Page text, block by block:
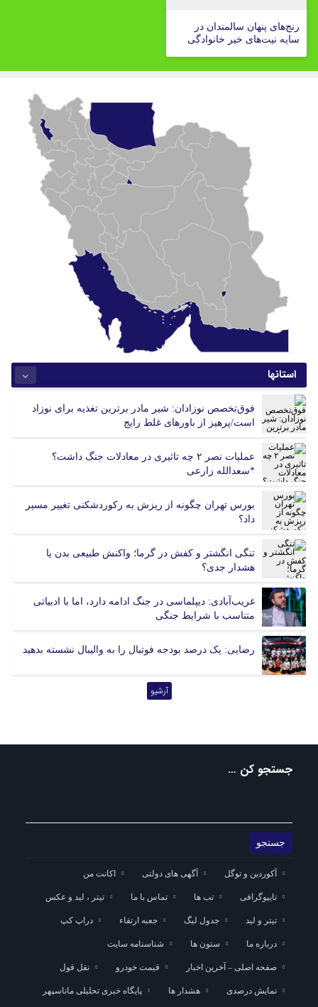
رنج‌های پنهان سالمندان در
سایه نیت‌های خیر خانوادگی
استانها
آذربایجان شرقی
اردبیل اصفهان
البرز
بوشهر
چهارمحال بختیاری
خوزستان زنجان
سمنان
فارس
قم کردستان
کرمان
کهگیلویه و بویر احمد گلستان
گیلان
هرمزگان همدان
یزد
فوق‌تخصص نوزادان: شیر مادر برترین تغذیه برای نوزاد
است/پرهیز از باورهای غلط رایج
عملیات نصر ۲ چه تاثیری در معادلات جنگ داشت؟
*سعدالله زارعی
بورس تهران چگونه از ریزش به رکوردشکنی تغییر مسیر
داد؟
تنگی انگشتر و کفش در گرما؛ واکنش طبیعی بدن یا
هشدار جدی؟
غریب‌آبادی: دیپلماسی در جنگ ادامه دارد، اما با ادبیاتی
متناسب با شرایط جنگی
رضایی: یک درصد بودجه فوتبال را به والیبال نشسته بدهید
آرشیو
جستجو کن …
آکوردین و توگل آگهی های دولتی اکانت من
تایپوگرافی تب ها تماس با ما تیتر ، لید و عکس
تیتر و لید جدول لیگ جعبه ارتقاء دراپ کپ
درباره ما ستون ها شناسنامه سایت
صفحه اصلی – آخرین اخبار قیمت خودرو نقل قول
نمایش درصدی هشدار ها پایگاه خبری تحلیلی ماناسپهر